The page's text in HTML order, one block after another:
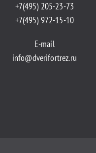
+7(495) 205-23-73
+7(495) 972-15-10
E-mail
info@dverifortrez.ru